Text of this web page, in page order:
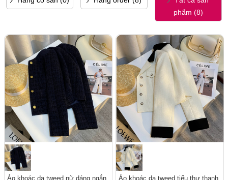
phẩm (8)
Áo khoác dạ tweed nữ dáng ngắn
Áo khoác dạ tweed tiểu thư thanh